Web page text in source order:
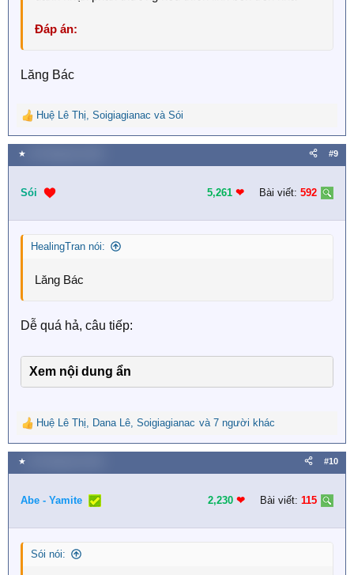
Đáp án:
Lăng Bác
R
e
a
c
i
n
s
Huệ Lê Thị, Soigiagianac và Sói
★ #9
Sói 5,261 ❤︎ Bài viết: 592
HealingTran nói:
Lăng Bác
Dễ quá hả, câu tiếp:
Xem nội dung ẩn
R
e
a
c
i
n
s
Huệ Lê Thị, Dana Lê, Soigiagianac và 7 người khác
★ #10
Abe - Yamite 2,230 ❤︎ Bài viết: 115
Sói nói: